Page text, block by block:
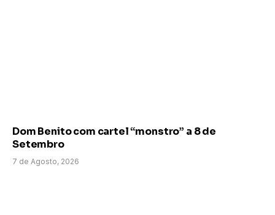
Dom Benito com cartel “monstro” a 8 de
Setembro
7 de Agosto, 2026